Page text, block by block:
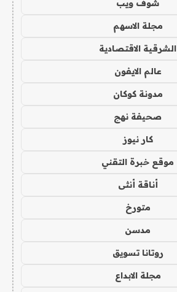
شوف ويب
مجلة الاسهم
الشرقية الاقتصادية
عالم الايفون
مدونة كوكان
صحيفة نهج
كار نيوز
موقع خبرة التقني
أناقة أنثى
متورخ
مدسن
روتانا تسويق
مجلة الابداع